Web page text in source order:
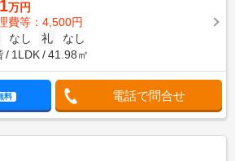
万円
費等：4,500円
なし 礼
なし
1LDK 41.98㎡
料 電話で問合せ